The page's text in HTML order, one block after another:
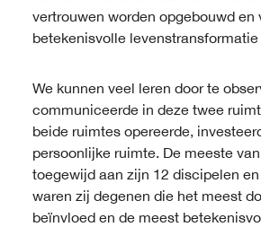
vertrouwen worden opgebouwd en
betekenisvolle
We kunnen veel leren door te
communiceerde in deze twee
beide ruimtes opereerde,
persoonlijke ruimte. De meeste
toegewijd aan zijn 12 discipelen
waren zij degenen die het meest
beïnvloed en de meest